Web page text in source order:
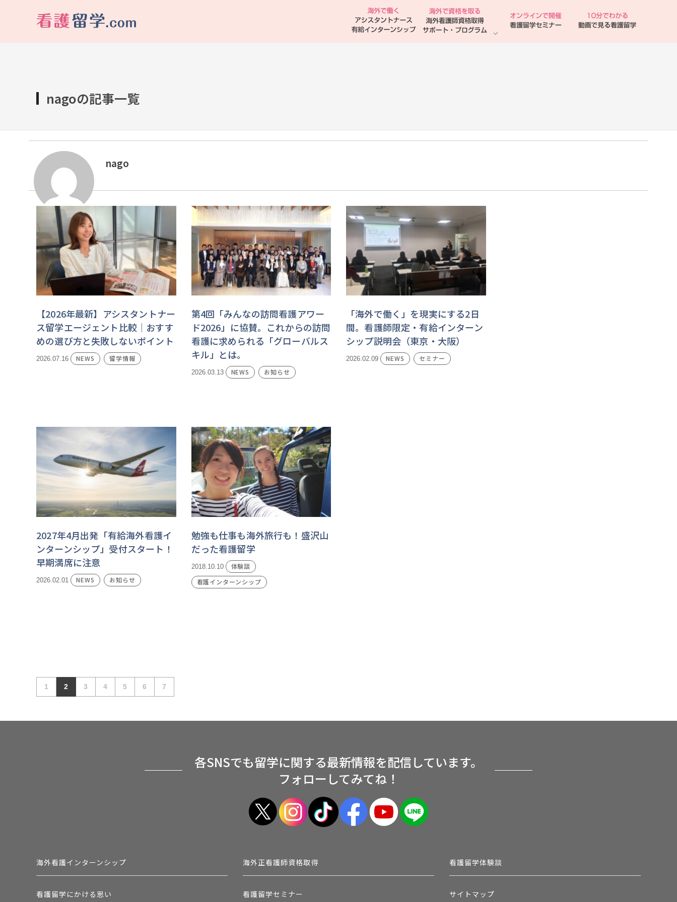
nagoの記事一覧
nago
【2026年最新】アシスタントナー
ス留学エージェント比較｜おすす
めの選び方と失敗しないポイント
2026.07.16 NEWS 留学情報
第4回「みんなの訪問看護アワー
ド2026」に協賛。これからの訪問
看護に求められる「グローバルス
キル」とは。
2026.03.13 NEWS お知らせ
「海外で働く」を現実にする2日
間。看護師限定・有給インターン
シップ説明会（東京・大阪）
2026.02.09 NEWS セミナー
2027年4月出発「有給海外看護イ
ンターンシップ」受付スタート！
早期満席に注意
2026.02.01 NEWS お知らせ
勉強も仕事も海外旅行も！盛沢山
だった看護留学
2018.10.10
体験談
看護インターンシップ
1 2 3 4 5 6 7
各SNSでも留学に関する最新情報を配信しています。
フォローしてみてね！
海外看護インターンシップ
看護留学にかける思い
海外正看護師資格取得
看護留学セミナー
看護留学体験談
サイトマップ